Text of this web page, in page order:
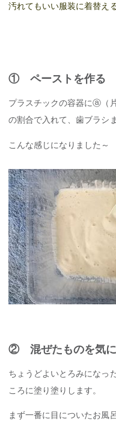
汚れてもいい服装に着替え
① ペーストを作る
プラスチックの容器にⓐ（
の割合で入れて、歯ブラシ
こんな感じになりました～
② 混ぜたものを気に
ちょうどよいとろみになっ
ころに塗り塗りします。
まず一番に目についたお風